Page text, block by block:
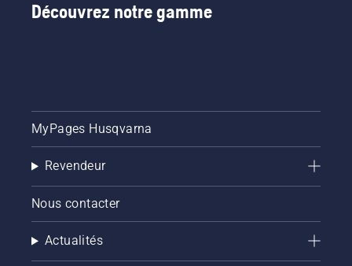
Découvrez notre gamme
MyPages Husqvarna
Revendeur
Nous contacter
Actualités